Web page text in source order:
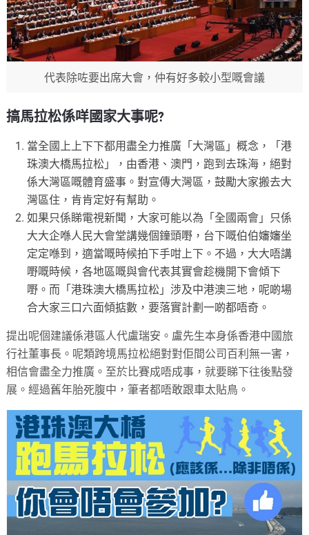
代表除咗要出席大會，仲有好多較小型嘅會議
搞馬拉松係咩國家大事呢?
當全國上上下下都用盡全力推廣「大灣區」概念，「港
珠澳大橋馬拉松」，由香港、澳門，跑到去珠海，絕對
係大灣區嘅體育盛事。對宣傳大灣區，鼓勵大家搬去大
灣區住，肯肯定好有幫助。
如果只係睇電視新聞，大家可能以為「全國兩會」只係
大大企喺人民大會堂講幾個鐘頭嘢，台下嘅伯伯嬸嬸坐
定定喺到，適當嘅時候拍下手咁上下。不過，大大唔講
嘢嘅時候，各地區嘅與會代表其實會趁機開下會傾下
嘢。而「港珠澳大橋馬拉松」涉及中港澳三地，呢啲場
合大家三口六面傾掂數，要落實計劃一啲都唔奇。
提出呢個建議係港區人代盧瑞安。盧先生本身係香港中國旅
行社董事長。呢類跨境馬拉松絕對對佢間公司百利無一害，
相信會盡全力推廣。至於比賽成唔成事，就要睇下往後點發
展。經過舊年胎死腹中，筆者都唔敢跟車太貼鳥。